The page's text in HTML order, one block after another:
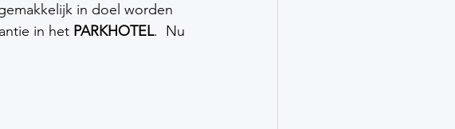
in doel worden
in het PARKHOTEL.  Nu